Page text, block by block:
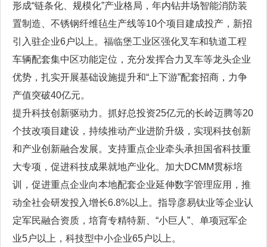
形成“链条化、规模化”产业格局，年内钻井场智能消防装
置制造、不锈钢纤维毡生产线等10个项目建成投产，新招
引入驻企业6户以上。福临堡工业区强化叉车和轨道工程
车辆配套集中区功能定位，充分发挥合力叉车等龙头企业
优势，扎实开展基础设施提升和“上下游”配套招商，力争
产值突破40亿元。
提升科技创新驱动力。抓好总投资25亿元的长岭迈腾等20
个技改项目建设，持续推动产业进阶升级，实现科技创新
和产业创新融合发展。支持重点企业牵头承担国省科技重
大专项，促进科技成果就地产业化。加大DCMM贯标培
训，促进重点企业向本地配套企业延伸数字管理应用，推
动全社会研发投入增长6.8%以上。指导彦易钛业等企业认
定军民融合资质，培育专精特新、“小巨人”、单项冠军企
业5户以上，科技型中小企业65户以上。